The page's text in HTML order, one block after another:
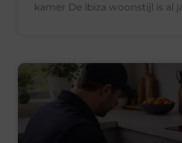
kamer De ibiza woonstijl is al